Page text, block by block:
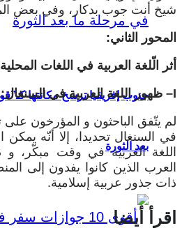
جنوب إفريقيا ترسخ مكانتها
بعد الثورة
شيخ أنت جوب بدكار، وفي بعض
المحور الثاني:
أثر الّلغة العربية في اللغات
I– ظهور اللغة العربية في السنغال:
لم يتّفق الباحثون و المؤرخون على
في السنغال تحديدا، إلا أنّه
اللغة العربية في وقت مبكّر،
العرب الذين كانوا يفدون إلى
ذات جذور عربية إسلامية.
اقرأ أيضا